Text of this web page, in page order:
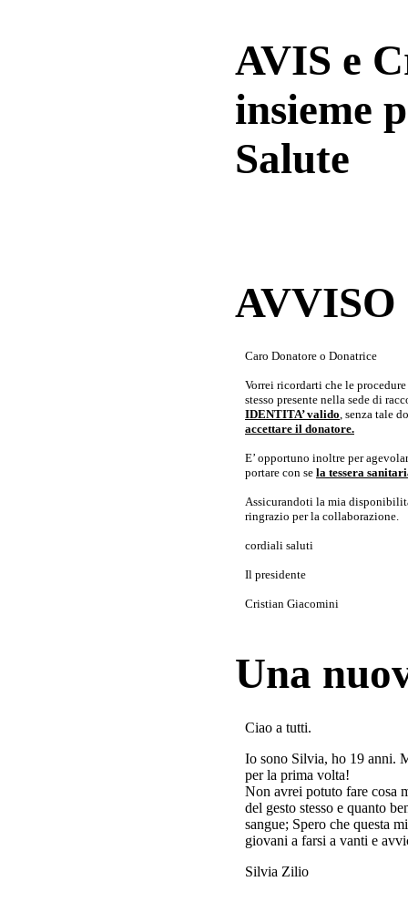
AVIS e
insieme
Salute
Caro Donatore o Donatrice
Vorrei ricordarti che le
stesso presente nella sede di
IDENTITA’ valido, senza tale
accettare il donatore.
E’ opportuno inoltre per
portare con se la tessera
Assicurandoti la mia
ringrazio per la collaborazione.
cordiali saluti
Il presidente
Cristian Giacomini
Una
Ciao a tutti.
Io sono Silvia, ho 19 anni.
per la prima volta!
Non avrei potuto fare cosa
del gesto stesso e quanto
sangue; Spero che questa
giovani a farsi a vanti e
Silvia Zilio